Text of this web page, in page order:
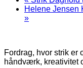
Helene Jensen
»
Fordrag, hvor strik
håndværk, kreativitet